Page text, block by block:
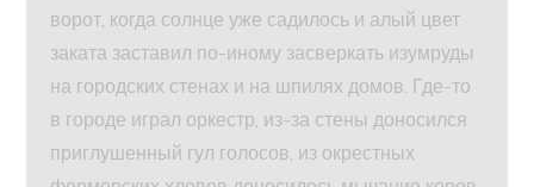
ворот, когда солнце уже садилось и алый цвет
заката заставил по-иному засверкать изумруды
на городских стенах и на шпилях домов. Где-то
в городе играл оркестр, из-за стены доносился
приглушенный гул голосов, из окрестных